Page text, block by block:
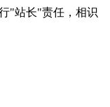
"站长"责任，相识